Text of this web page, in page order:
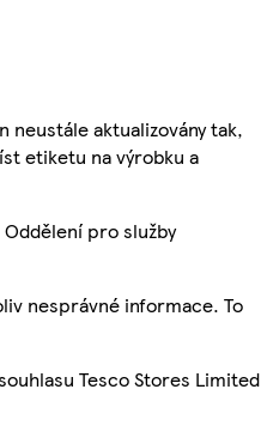
aktualizovány tak,
etiketu na výrobku a
pro služby
nesprávné informace. To
Tesco Stores Limited